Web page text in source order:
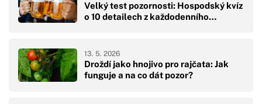
Velký test pozornosti: Hospodský kvíz
o 10 detailech z každodenního…
Droždí jako hnojivo pro rajčata: Jak
funguje a na co dát pozor?
13. 5. 2026